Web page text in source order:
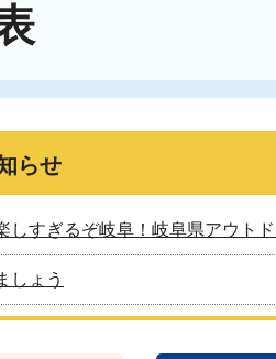
らせ
しすぎるぞ岐阜！岐阜県アウト
しょう